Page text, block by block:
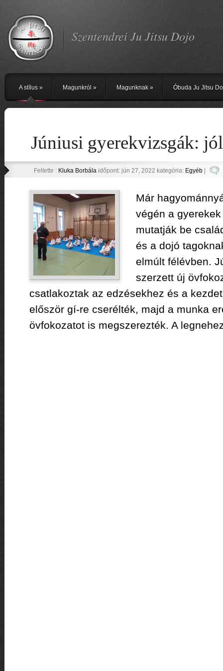
Szentendrei Ju Jitsu Dojo
A stílus» Magunkról » Magunknak» Óbuda Ju Jitsu
Júniusi gyerekvizsgák:
Feltette : Kluka Borbálaidőpont: jún 27, 2022 kategória: Egyéb|
Már
végén a
mutatják be
és a dojó
elmúlt félévben.
szerzett új
csatlakoztak az edzésekhez és a
először gí-re cserélték, majd a munka
övfokozatot is megszerezték. A